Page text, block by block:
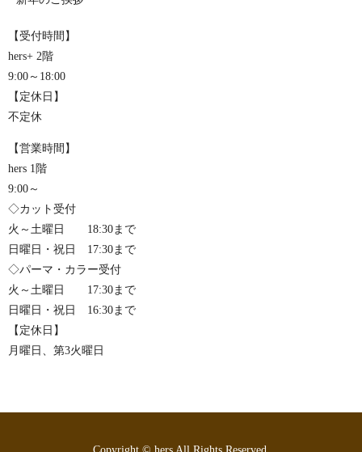
【受付時間】
hers+ 2階
9:00～18:00
【定休日】
不定休
【営業時間】
hers 1階
9:00～
◇カット受付
火～土曜日 18:30まで
日曜日・祝日 17:30まで
◇パーマ・カラー受付
火～土曜日 17:30まで
日曜日・祝日 16:30まで
【定休日】
月曜日、第3火曜日